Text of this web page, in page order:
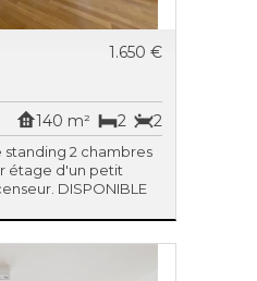
1.650 €
2
2
140 m²
2 chambres
étage d'un petit
DISPONIBLE